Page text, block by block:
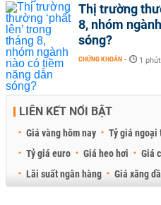
Thị trường
8, nhóm
sóng?
CHỨNG KHOÁN - 1
LIÊN KẾT NỔI BẬT
Giá vàng hôm nay Tỷ giá ngoại
Tỷ giá euro
Giá heo hơi Giá
Lãi suất ngân hàng
Giá xăng